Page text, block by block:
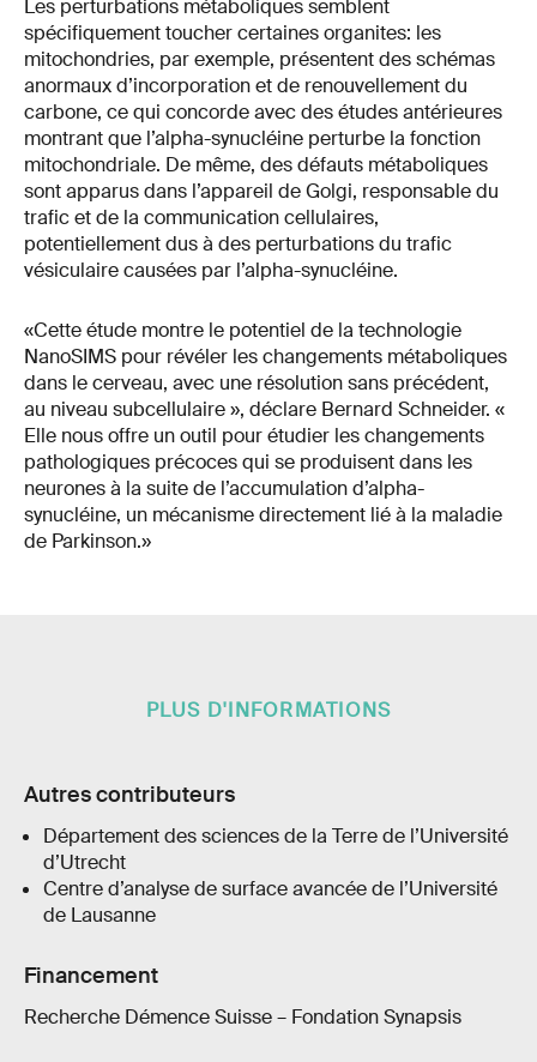
Les perturbations métaboliques semblent
spécifiquement toucher certaines organites: les
mitochondries, par exemple, présentent des schémas
anormaux d’incorporation et de renouvellement du
carbone, ce qui concorde avec des études antérieures
montrant que l’alpha-synucléine perturbe la fonction
mitochondriale. De même, des défauts métaboliques
sont apparus dans l’appareil de Golgi, responsable du
trafic et de la communication cellulaires,
potentiellement dus à des perturbations du trafic
vésiculaire causées par l’alpha-synucléine.
«Cette étude montre le potentiel de la technologie
NanoSIMS pour révéler les changements métaboliques
dans le cerveau, avec une résolution sans précédent,
au niveau subcellulaire », déclare Bernard Schneider. «
Elle nous offre un outil pour étudier les changements
pathologiques précoces qui se produisent dans les
neurones à la suite de l’accumulation d’alpha-
synucléine, un mécanisme directement lié à la maladie
de Parkinson.»
PLUS D'INFORMATIONS
Autres contributeurs
Département des sciences de la Terre de l’Université
d’Utrecht
Centre d’analyse de surface avancée de l’Université
de Lausanne
Financement
Recherche Démence Suisse – Fondation Synapsis